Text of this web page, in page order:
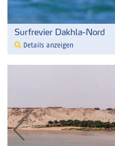
Surfrevier Dakhla-Nord
Details anzeigen